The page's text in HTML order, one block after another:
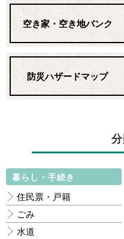
空き家・空き地バンク
防災ハザードマップ
暮らし・手続き
住民票・戸籍
ごみ
水道